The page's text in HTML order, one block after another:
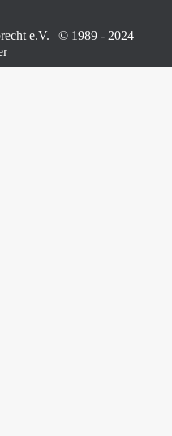
e.V. | © 1989 - 2024